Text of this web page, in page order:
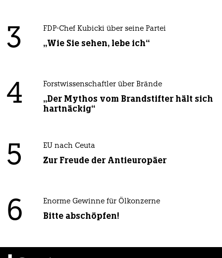
3 FDP-Chef Kubicki über seine Partei
„Wie Sie sehen, lebe ich“
4 Forstwissenschaftler über Brände
„Der Mythos vom Brandstifter hält sich
hartnäckig“
5 EU nach Ceuta
Zur Freude der Antieuropäer
6 Enorme Gewinne für Ölkonzerne
Bitte abschöpfen!